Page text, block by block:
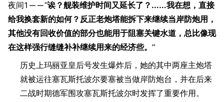
夜间1——“诶？舰装维护时间又延长了？……我在想，直接
给我换套新的如何？反正老炮塔能拆下来继续当岸防炮用，
其他没有回收价值的部分也能用于阻塞关键水道，总比像现
在这样强行缝缝补补继续用来的经济些。 ”
历史上玛丽亚皇后号发生爆炸后，她的其中两座主炮塔
就被运往塞瓦斯托波尔要塞被当做岸防炮台，并在后来
二战时期德军围攻塞瓦斯托波尔时发挥了重要作用。